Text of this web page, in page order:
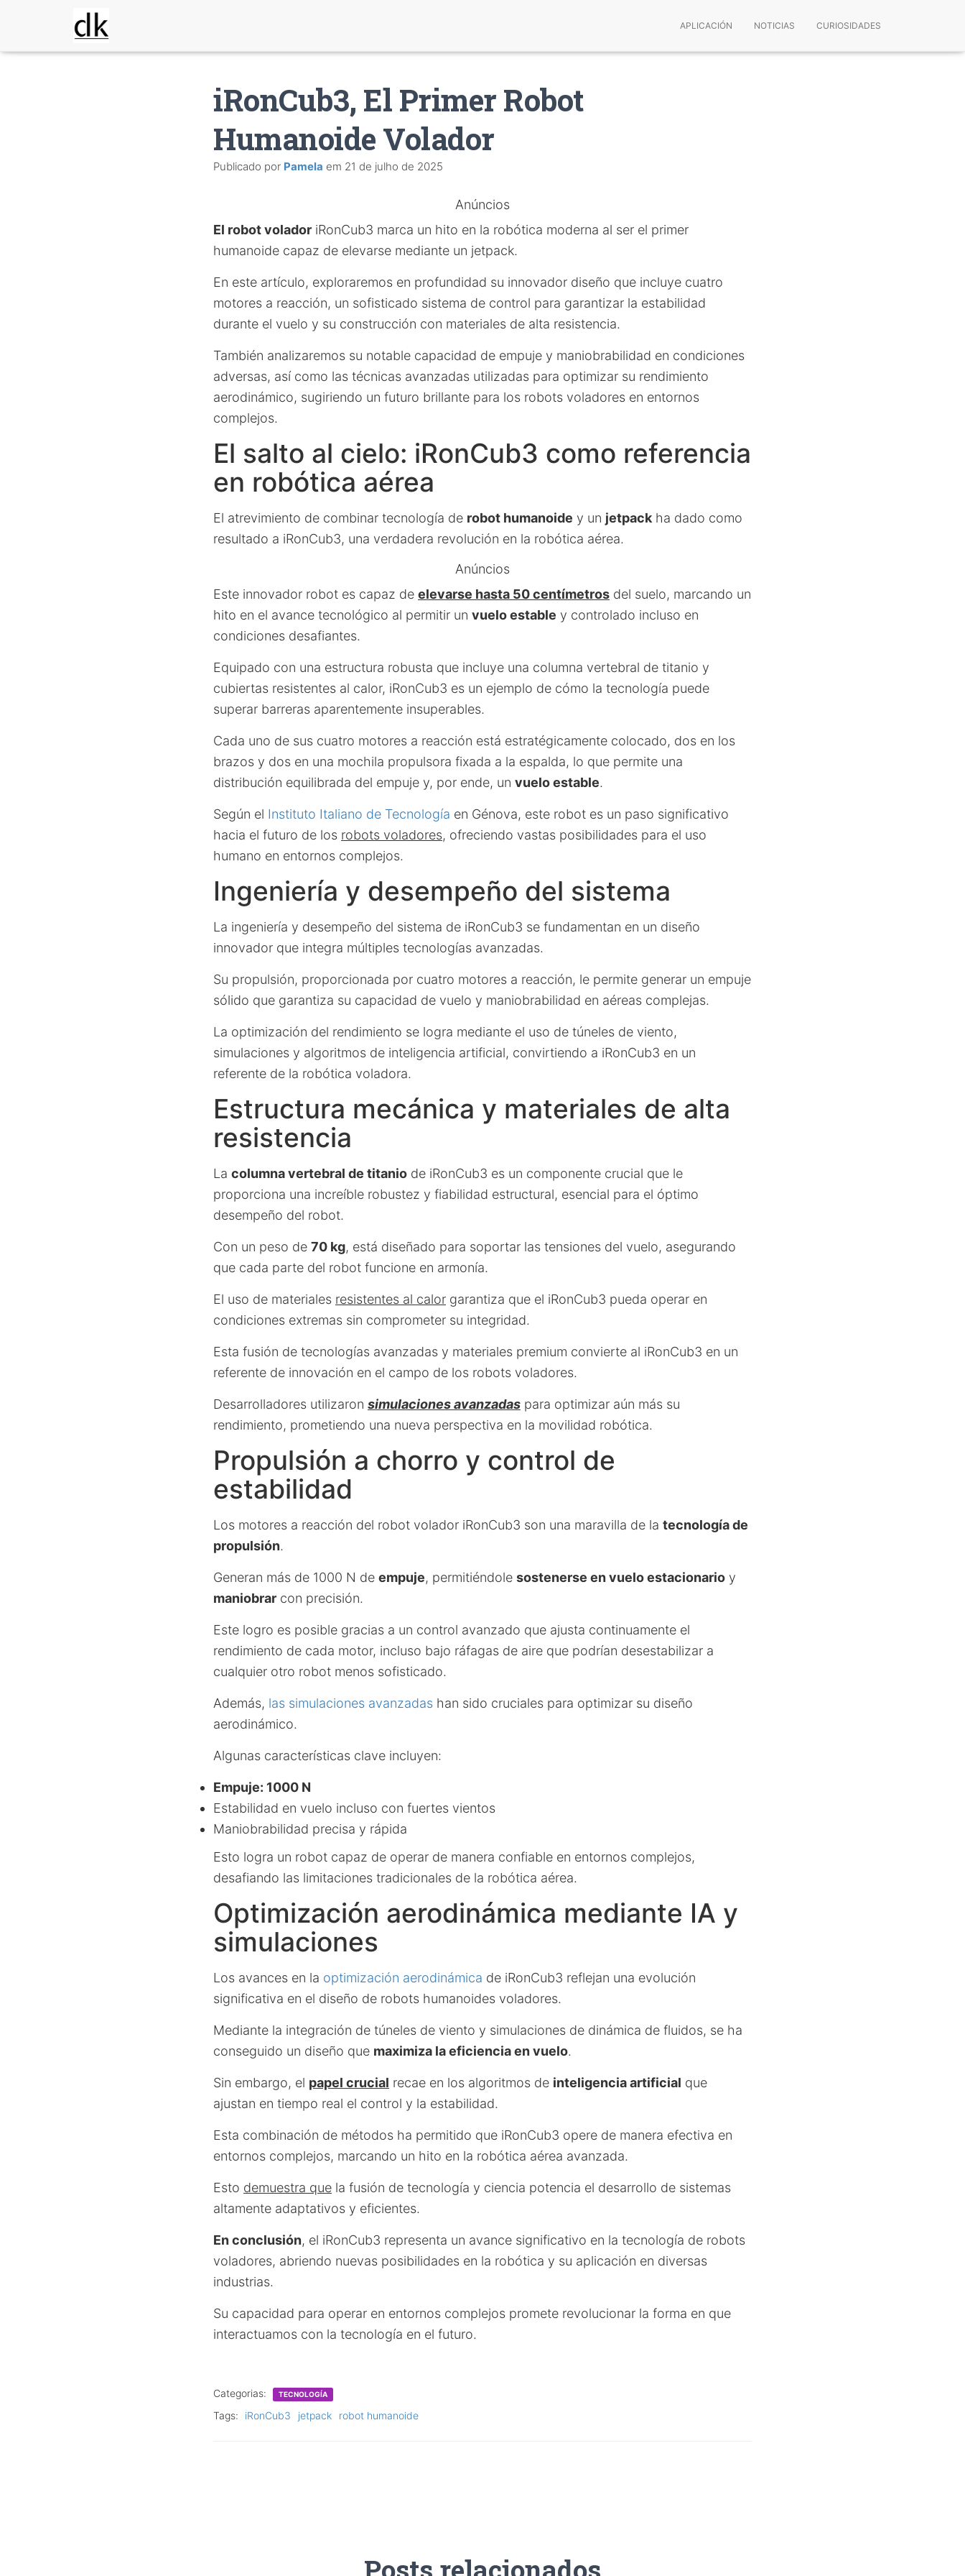
APLICACIÓN NOTICIAS CURIOSIDADES
iRonCub3, El Primer Robot
Humanoide Volador
Publicado por Pamela em 21 de julho de 2025
Anúncios
El robot volador iRonCub3 marca un hito en la robótica moderna al ser el primer
humanoide capaz de elevarse mediante un jetpack.
En este artículo, exploraremos en profundidad su innovador diseño que incluye cuatro
motores a reacción, un sofisticado sistema de control para garantizar la estabilidad
durante el vuelo y su construcción con materiales de alta resistencia.
También analizaremos su notable capacidad de empuje y maniobrabilidad en condiciones
adversas, así como las técnicas avanzadas utilizadas para optimizar su rendimiento
aerodinámico, sugiriendo un futuro brillante para los robots voladores en entornos
complejos.
El salto al cielo: iRonCub3 como referencia
en robótica aérea
El atrevimiento de combinar tecnología de robot humanoide y un jetpack ha dado como
resultado a iRonCub3, una verdadera revolución en la robótica aérea.
Anúncios
Este innovador robot es capaz de elevarse hasta 50 centímetros del suelo, marcando un
hito en el avance tecnológico al permitir un vuelo estable y controlado incluso en
condiciones desafiantes.
Equipado con una estructura robusta que incluye una columna vertebral de titanio y
cubiertas resistentes al calor, iRonCub3 es un ejemplo de cómo la tecnología puede
superar barreras aparentemente insuperables.
Cada uno de sus cuatro motores a reacción está estratégicamente colocado, dos en los
brazos y dos en una mochila propulsora fixada a la espalda, lo que permite una
distribución equilibrada del empuje y, por ende, un vuelo estable.
Según el Instituto Italiano de Tecnología en Génova, este robot es un paso significativo
hacia el futuro de los robots voladores, ofreciendo vastas posibilidades para el uso
humano en entornos complejos.
Ingeniería y desempeño del sistema
La ingeniería y desempeño del sistema de iRonCub3 se fundamentan en un diseño
innovador que integra múltiples tecnologías avanzadas.
Su propulsión, proporcionada por cuatro motores a reacción, le permite generar un empuje
sólido que garantiza su capacidad de vuelo y maniobrabilidad en aéreas complejas.
La optimización del rendimiento se logra mediante el uso de túneles de viento,
simulaciones y algoritmos de inteligencia artificial, convirtiendo a iRonCub3 en un
referente de la robótica voladora.
Estructura mecánica y materiales de alta
resistencia
La columna vertebral de titanio de iRonCub3 es un componente crucial que le
proporciona una increíble robustez y fiabilidad estructural, esencial para el óptimo
desempeño del robot.
Con un peso de 70 kg, está diseñado para soportar las tensiones del vuelo, asegurando
que cada parte del robot funcione en armonía.
El uso de materiales resistentes al calor garantiza que el iRonCub3 pueda operar en
condiciones extremas sin comprometer su integridad.
Esta fusión de tecnologías avanzadas y materiales premium convierte al iRonCub3 en un
referente de innovación en el campo de los robots voladores.
Desarrolladores utilizaron simulaciones avanzadas para optimizar aún más su
rendimiento, prometiendo una nueva perspectiva en la movilidad robótica.
Propulsión a chorro y control de
estabilidad
Los motores a reacción del robot volador iRonCub3 son una maravilla de la tecnología de
propulsión.
Generan más de 1000 N de empuje, permitiéndole sostenerse en vuelo estacionario y
maniobrar con precisión.
Este logro es posible gracias a un control avanzado que ajusta continuamente el
rendimiento de cada motor, incluso bajo ráfagas de aire que podrían desestabilizar a
cualquier otro robot menos sofisticado.
Además, las simulaciones avanzadas han sido cruciales para optimizar su diseño
aerodinámico.
Algunas características clave incluyen:
Empuje: 1000 N
Estabilidad en vuelo incluso con fuertes vientos
Maniobrabilidad precisa y rápida
Esto logra un robot capaz de operar de manera confiable en entornos complejos,
desafiando las limitaciones tradicionales de la robótica aérea.
Optimización aerodinámica mediante IA y
simulaciones
Los avances en la optimización aerodinámica de iRonCub3 reflejan una evolución
significativa en el diseño de robots humanoides voladores.
Mediante la integración de túneles de viento y simulaciones de dinámica de fluidos, se ha
conseguido un diseño que maximiza la eficiencia en vuelo.
Sin embargo, el papel crucial recae en los algoritmos de inteligencia artificial que
ajustan en tiempo real el control y la estabilidad.
Esta combinación de métodos ha permitido que iRonCub3 opere de manera efectiva en
entornos complejos, marcando un hito en la robótica aérea avanzada.
Esto demuestra que la fusión de tecnología y ciencia potencia el desarrollo de sistemas
altamente adaptativos y eficientes.
En conclusión, el iRonCub3 representa un avance significativo en la tecnología de robots
voladores, abriendo nuevas posibilidades en la robótica y su aplicación en diversas
industrias.
Su capacidad para operar en entornos complejos promete revolucionar la forma en que
interactuamos con la tecnología en el futuro.
Categorias: TECNOLOGÍA
Tags: iRonCub3 jetpack robot humanoide